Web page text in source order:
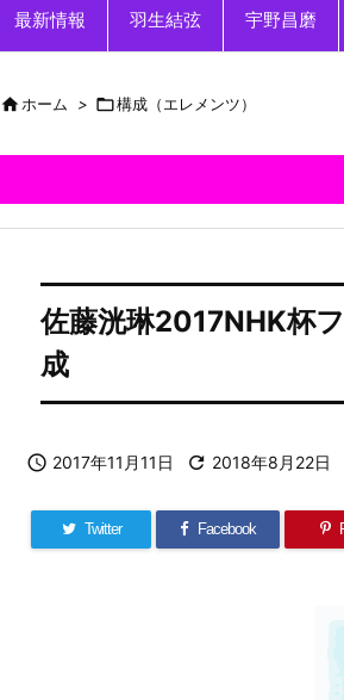
最新情報
羽生結弦 宇野昌磨
ホーム > 構成（エレメンツ）
佐藤洸琳2017NHK杯
成
 2017年11月11日  2018年8月22日
Twitter Facebook